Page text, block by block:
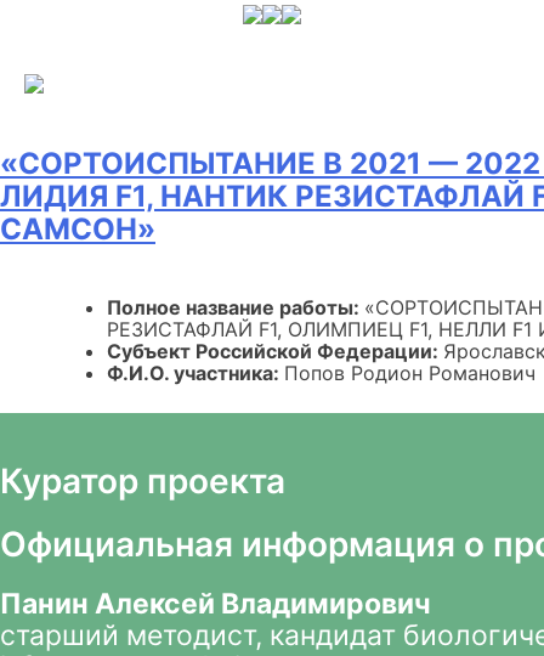
«СОРТОИСПЫТАНИЕ В 2021 —
ЛИДИЯ F1, НАНТИК РЕЗИСТАФЛАЙ
САМСОН»
Полное название работы:
РЕЗИСТАФЛАЙ F1, ОЛИМПИЕЦ F1, НЕЛЛИ
Субъект Российской Федерации:
Ф.И.О. участника: Попов Родион Романович
Куратор проекта
Официальная информация о
Панин Алексей Владимирович
старший методист, кандидат